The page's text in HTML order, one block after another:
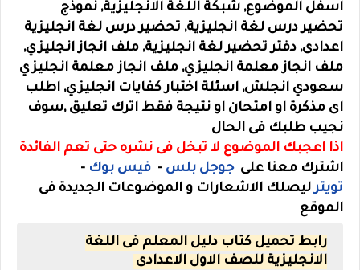
اسفل الموضوع, شبكة اللغة الانجليزية, نموذج
تحضير درس لغة انجليزية, تحضير درس لغة انجليزية
اعدادى, دفتر تحضير لغة انجليزية, ملف انجاز انجليزي,
ملف انجاز معلمة انجليزي, ملف انجاز معلمة انجليزي
سعودي انجلش, اسئلة اختبار كفايات انجليزي, اطلب
اى مذكرة او امتحان او نتيجة فقط اترك تعليق ,سوف
نجيب طلبك فى الحال
اذا اعجبك الموضوع لا تبخل فى نشره حتى تعم الفائدة
اشترك معنا علىجوجل بلس - فيس بوك -
تويترليصلك الاشعارات و الموضوعات الجديدة فى
الموقع
رابط تحميل كتاب دليل المعلم فى اللغة
الانجليزية للصف الاول الاعدادى